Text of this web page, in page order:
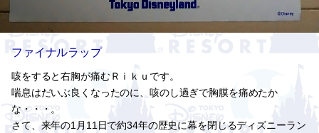
ファイナルラップ
咳をすると右胸が痛むＲｉｋｕです。
喘息はだいぶ良くなったのに、咳のし過ぎで胸膜を痛めたか
な・・・。
さて、来年の1月11日で約34年の歴史に幕を閉じるディズニーラン